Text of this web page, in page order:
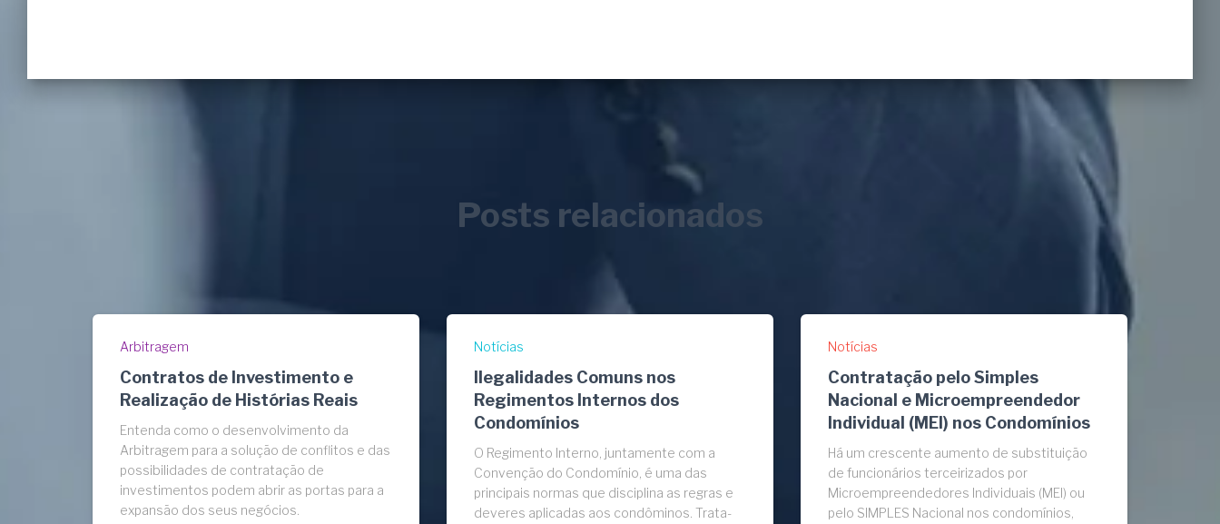
Posts relacionados
Arbitragem
Contratos de Investimento e
Realização de Histórias Reais
Entenda como o desenvolvimento da
Arbitragem para a solução de conflitos e das
possibilidades de contratação de
investimentos podem abrir as portas para a
expansão dos seus negócios.
Notícias
Ilegalidades Comuns nos
Regimentos Internos dos
Condomínios
O Regimento Interno, juntamente com a
Convenção do Condomínio, é uma das
principais normas que disciplina as regras e
deveres aplicadas aos condôminos. Trata-
Notícias
Contratação pelo Simples
Nacional e Microempreendedor
Individual (MEI) nos Condomínios
Há um crescente aumento de substituição
de funcionários terceirizados por
Microempreendedores Individuais (MEI) ou
pelo SIMPLES Nacional nos condomínios,